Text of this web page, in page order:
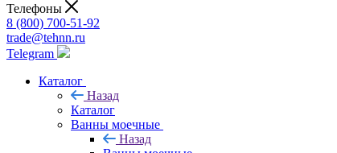
Телефоны
8 (800) 700-51-92
trade@tehnn.ru
Telegram
Каталог
Назад
Каталог
Ванны моечные
Назад